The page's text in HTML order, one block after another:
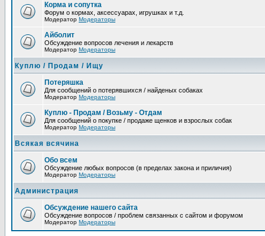
Корма и сопутка
Форум о кормах, аксессуарах, игрушках и т.д.
Модератор Модераторы
Айболит
Обсуждение вопросов лечения и лекарств
Модератор Модераторы
Куплю / Продам / Ищу
Потеряшка
Для сообщений о потерявшихся / найденых собаках
Модератор Модераторы
Куплю - Продам / Возьму - Отдам
Для сообщений о покупке / продаже щенков и взрослых собак
Модератор Модераторы
Всякая всячина
Обо всем
Обсуждение любых вопросов (в пределах закона и приличия)
Модератор Модераторы
Администрация
Обсуждение нашего сайта
Обсуждение вопросов / проблем связанных с сайтом и форумом
Модератор Модераторы